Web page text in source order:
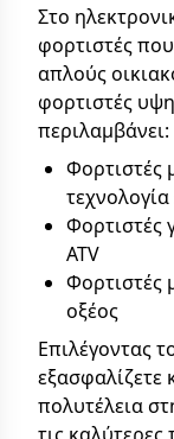
Στο
φορτιστές
απλούς
φορτιστές
περιλαμβάνει:
Φορτιστές
Φορτιστές
ATV
Φορτιστές
οξέος
Επιλέγοντας
εξασφαλίζετε
πολυτέλεια